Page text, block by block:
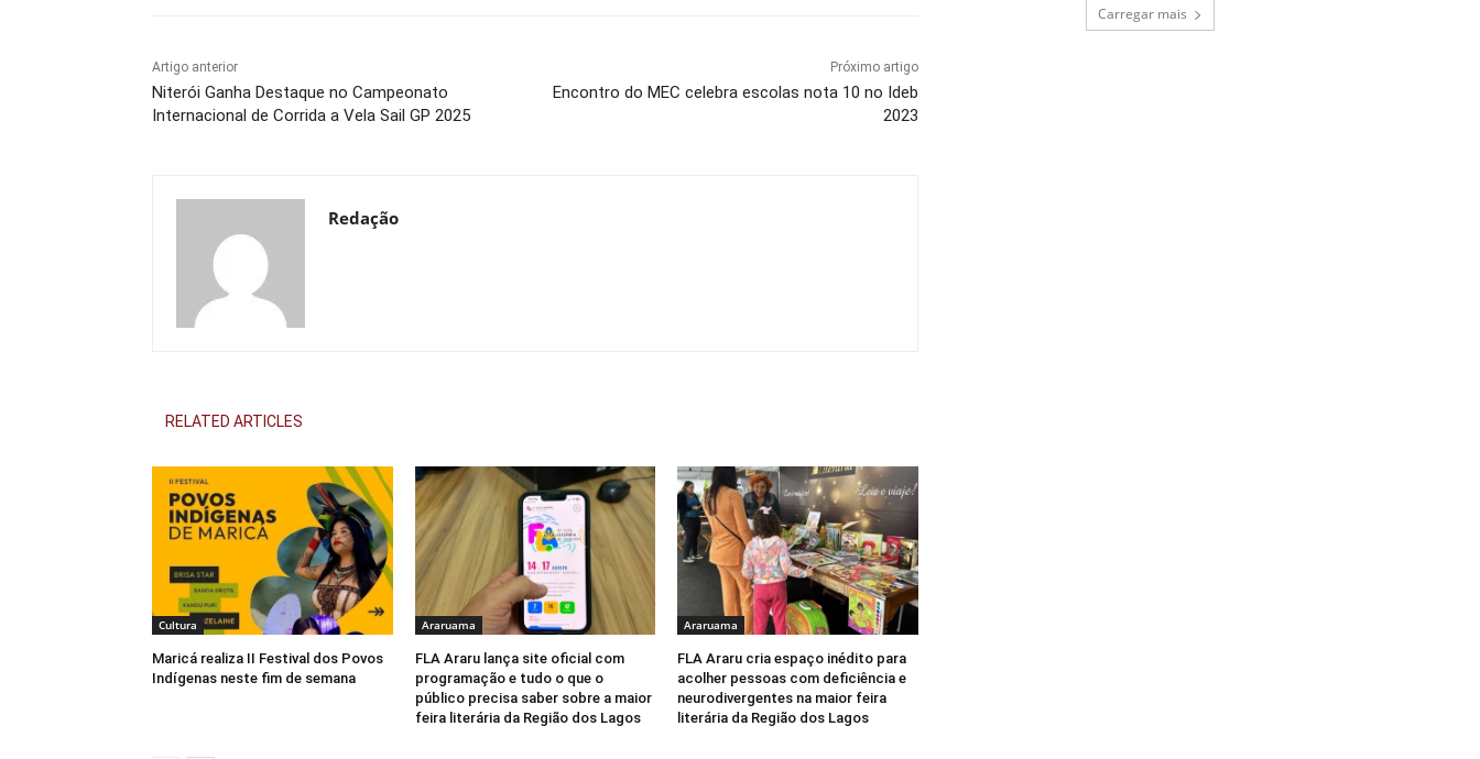
Artigo anterior
Niterói Ganha Destaque no Campeonato
Internacional de Corrida a Vela Sail GP 2025
Próximo artigo
Encontro do MEC celebra escolas nota 10 no Ideb
2023
Redação
RELATED ARTICLES
Cultura
Maricá realiza II Festival dos Povos
Indígenas neste fim de semana
Araruama
FLA Araru lança site oficial com
programação e tudo o que o
público precisa saber sobre a maior
feira literária da Região dos Lagos
Araruama
FLA Araru cria espaço inédito para
acolher pessoas com deficiência e
neurodivergentes na maior feira
literária da Região dos Lagos
Carregar mais